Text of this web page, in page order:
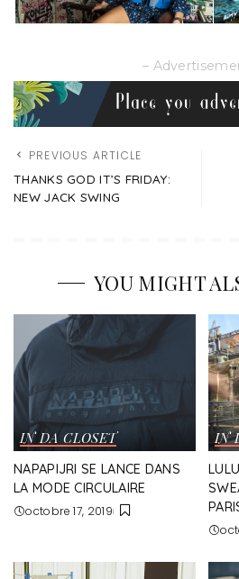
–
PREVIOUS ARTICLE
THANKS GOD IT’S FRIDAY:
NEW JACK SWING
YOU MIGHT
IN DA CLOSET
NAPAPIJRI SE LANCE DANS
LA MODE CIRCULAIRE
octobre 17, 2019
IN